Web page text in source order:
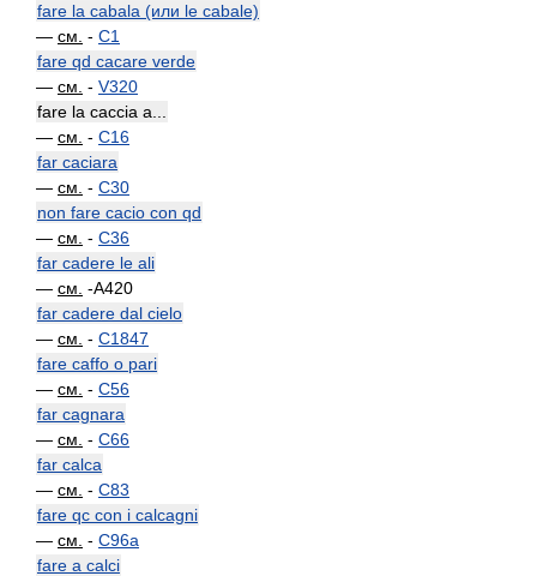
fare la cabala (или le cabale)
— см. - C1
fare qd cacare verde
— см. - V320
fare la caccia a...
— см. - C16
far caciara
— см. - C30
non fare cacio con qd
— см. - C36
far cadere le ali
— см. -A420
far cadere dal cielo
— см. - C1847
fare caffo o pari
— см. - C56
far cagnara
— см. - C66
far calca
— см. - C83
fare qc con i calcagni
— см. - C96a
fare a calci